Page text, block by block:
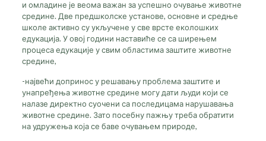
и омладине је веома важан за успешно очување животне
средине. Две предшколске установе, основне и средње
школе активно су укључене у све врсте еколошких
едукација. У овој години наставиће се са ширењем
процеса едукације у свим областима заштите животне
средине,
-највећи допринос у решавању проблема заштите и
унапређења животне средине могу дати људи који се
налазе директно суочени са последицама нарушавања
животне средине. Зато посебну пажњу треба обратити
на удружења која се баве очувањем природе,